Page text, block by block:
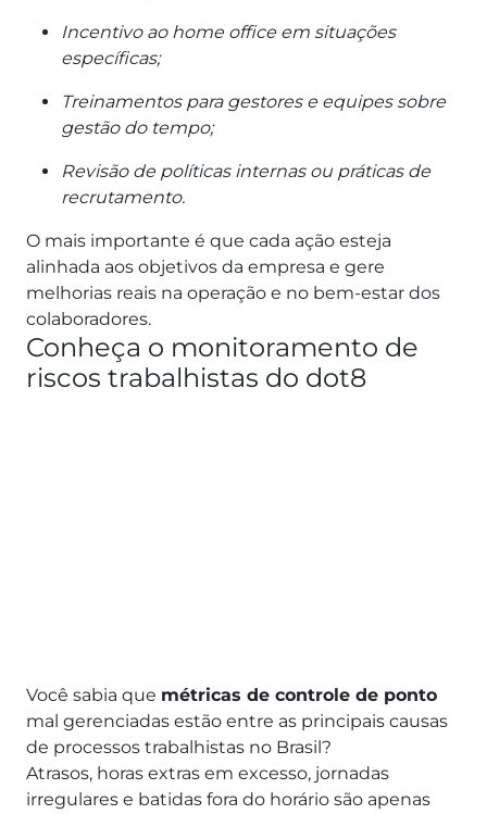
Incentivo ao home office em situações
específicas;
Treinamentos para gestores e equipes sobre
gestão do tempo;
Revisão de políticas internas ou práticas de
recrutamento.
O mais importante é que cada ação esteja
alinhada aos objetivos da empresa e gere
melhorias reais na operação e no bem-estar dos
colaboradores.
Conheça o monitoramento de
riscos trabalhistas do dot8
Você sabia que métricas de controle de ponto
mal gerenciadas estão entre as principais causas
de processos trabalhistas no Brasil?
Atrasos, horas extras em excesso, jornadas
irregulares e batidas fora do horário são apenas